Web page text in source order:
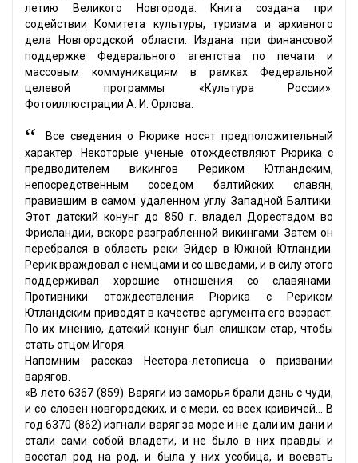
летию Великого Новгорода. Книга создана при
содействии Комитета культуры, туризма и архивного
дела Новгородской области. Издана при финансовой
поддержке Федерального агентства по печати и
массовым коммуникациям в рамках Федеральной
целевой программы «Культура России».
Фотоиллюстрации А. И. Орлова.
“
Все сведения о Рюрике носят предположительный
характер. Некоторые ученые отождествляют Рюрика с
предводителем викингов Рериком Ютландским,
непосредственным соседом балтийских славян,
правившим в самом удаленном углу Западной Балтики.
Этот датский конунг до 850 г. владел Дорестадом во
Фрисландии, вскоре разграбленной викингами. Затем он
перебрался в область реки Эйдер в Южной Ютландии.
Рерик враждовал с немцами и со шведами, и в силу этого
поддерживал хорошие отношения со славянами.
Противники отождествления Рюрика с Рериком
Ютландским приводят в качестве аргумента его возраст.
По их мнению, датский конунг был слишком стар, чтобы
стать отцом Игоря.
Напомним рассказ Нестора-летописца о призвании
варягов.
«В лето 6367 (859). Варяги из заморья брали дань с чуди,
и со словен новгородских, и с мери, со всех кривичей... В
год 6370 (862) изгнали варяг за море и не дали им дани и
стали сами собой владети, и не было в них правды и
восстал род на род, и была у них усобица, и воевать